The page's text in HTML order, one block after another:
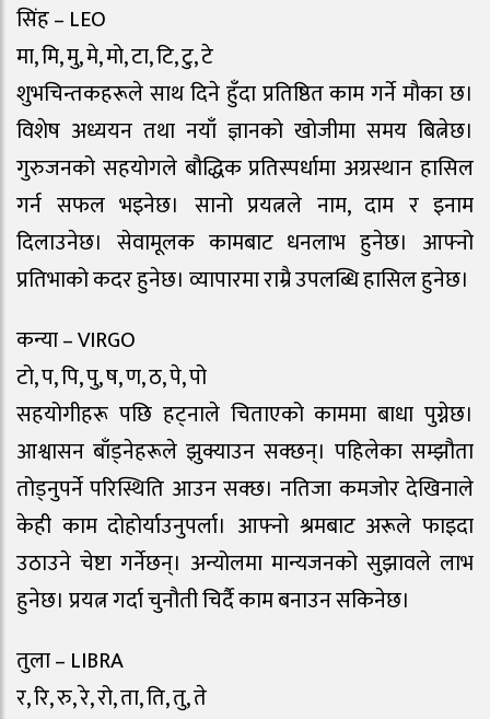
सिंह – LEO
मा, मि, मु, मे, मो, टा, टि, टु, टे
शुभचिन्तकहरूले साथ दिने हुँदा प्रतिष्ठित काम गर्ने मौका छ।
विशेष अध्ययन तथा नयाँ ज्ञानको खोजीमा समय बित्नेछ।
गुरुजनको सहयोगले बौद्धिक प्रतिस्पर्धामा अग्रस्थान हासिल
गर्न सफल भइनेछ। सानो प्रयत्नले नाम, दाम र इनाम
दिलाउनेछ। सेवामूलक कामबाट धनलाभ हुनेछ। आफ्नो
प्रतिभाको कदर हुनेछ। व्यापारमा राम्रै उपलब्धि हासिल हुनेछ।
कन्या – VIRGO
टो, प, पि, पु, ष, ण, ठ, पे, पो
सहयोगीहरू पछि हट्नाले चिताएको काममा बाधा पुग्नेछ।
आश्वासन बाँड्नेहरूले झुक्याउन सक्छन्। पहिलेका सम्झौता
तोड्नुपर्ने परिस्थिति आउन सक्छ। नतिजा कमजोर देखिनाले
केही काम दोहोर्याउनुपर्ला। आफ्नो श्रमबाट अरूले फाइदा
उठाउने चेष्टा गर्नेछन्। अन्योलमा मान्यजनको सुझावले लाभ
हुनेछ। प्रयत्न गर्दा चुनौती चिर्दै काम बनाउन सकिनेछ।
तुला – LIBRA
र, रि, रु, रे, रो, ता, ति, तु, ते